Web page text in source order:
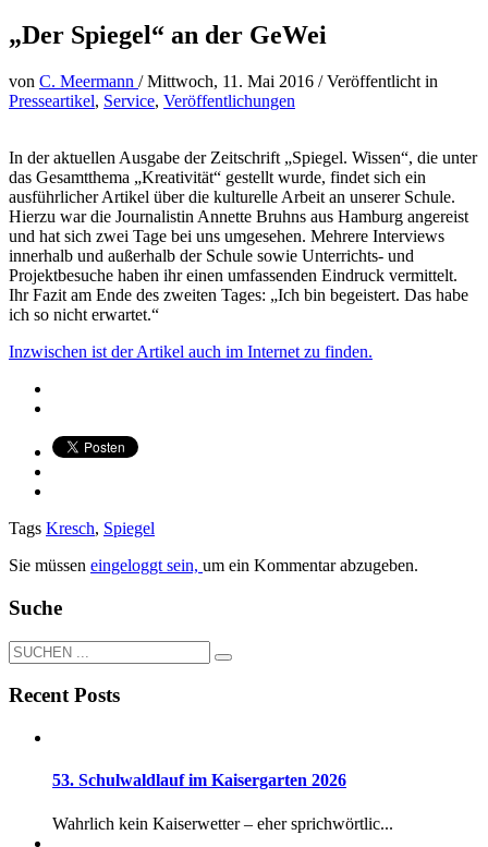
„Der Spiegel“ an der GeWei
von C. Meermann /Mittwoch, 11. Mai 2016 /Veröffentlicht in
Presseartikel, Service, Veröffentlichungen
In der aktuellen Ausgabe der Zeitschrift „Spiegel. Wissen“, die unter
das Gesamtthema „Kreativität“ gestellt wurde, findet sich ein
ausführlicher Artikel über die kulturelle Arbeit an unserer Schule.
Hierzu war die Journalistin Annette Bruhns aus Hamburg angereist
und hat sich zwei Tage bei uns umgesehen. Mehrere Interviews
innerhalb und außerhalb der Schule sowie Unterrichts- und
Projektbesuche haben ihr einen umfassenden Eindruck vermittelt.
Ihr Fazit am Ende des zweiten Tages: „Ich bin begeistert. Das habe
ich so nicht erwartet.“
Inzwischen ist der Artikel auch im Internet zu finden.
Tags Kresch, Spiegel
Sie müssen eingeloggt sein, um ein Kommentar abzugeben.
Suche
Recent Posts
53. Schulwaldlauf im Kaisergarten 2026
Wahrlich kein Kaiserwetter – eher sprichwörtlic...